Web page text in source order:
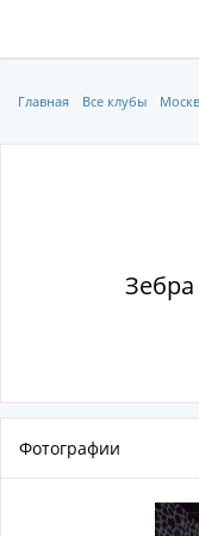
Главная Все клубы
Фотографии